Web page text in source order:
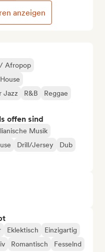
Afropop
House
Jazz R&B
Reggae
offen sind
Musik
Drill/Jersey
Dub
Eklektisch
Einzigartig
Romantisch
Fesselnd
anzeigen